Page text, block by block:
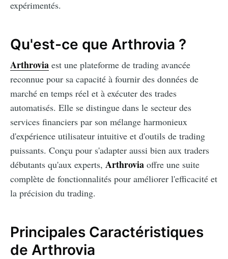
expérimentés.
Qu'est-ce que Arthrovia ?
Arthrovia est une plateforme de trading avancée
reconnue pour sa capacité à fournir des données de
marché en temps réel et à exécuter des trades
automatisés. Elle se distingue dans le secteur des
services financiers par son mélange harmonieux
d'expérience utilisateur intuitive et d'outils de trading
puissants. Conçu pour s'adapter aussi bien aux traders
débutants qu'aux experts, Arthrovia offre une suite
complète de fonctionnalités pour améliorer l'efficacité et
la précision du trading.
Principales Caractéristiques
de Arthrovia